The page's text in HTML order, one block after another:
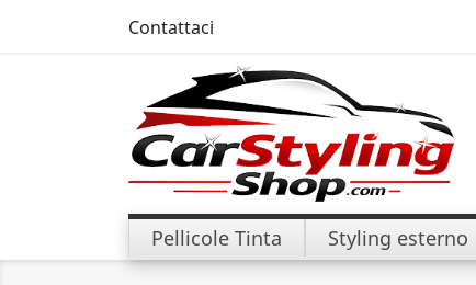
Contattaci
Pellicole Tinta Styling esterno